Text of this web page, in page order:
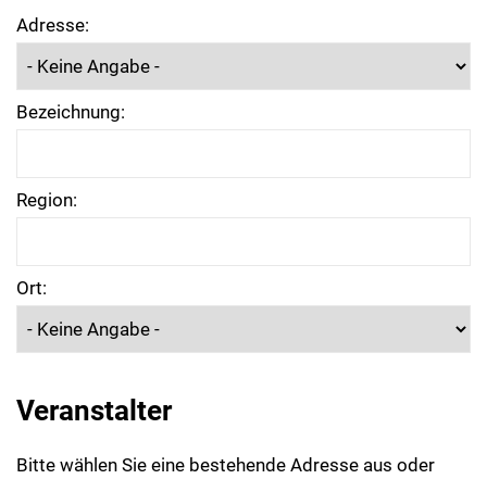
Adresse:
Bezeichnung:
Region:
Ort:
Veranstalter
Bitte wählen Sie eine bestehende Adresse aus oder